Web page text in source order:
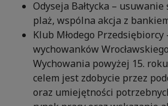
Odyseja Bałtycka – usuwanie
plaż, wspólna akcja z
Klub Młodego
wychowanków
Wychowania powyżej 15. roku
celem jest zdobycie przez
oraz umiejętności